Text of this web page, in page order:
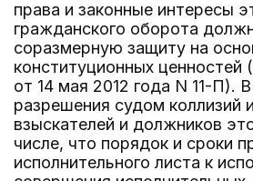
права и законные интересы
гражданского оборота
соразмерную защиту на
конституционных ценностей
от 14 мая 2012 года N 11-П).
разрешения судом коллизий
взыскателей и должников
числе, что порядок и сроки
исполнительного листа к